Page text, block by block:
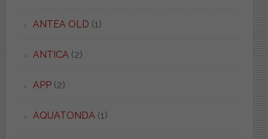
ANTEA OLD (1)
ANTICA(2)
APP(2)
AQUATONDA(1)